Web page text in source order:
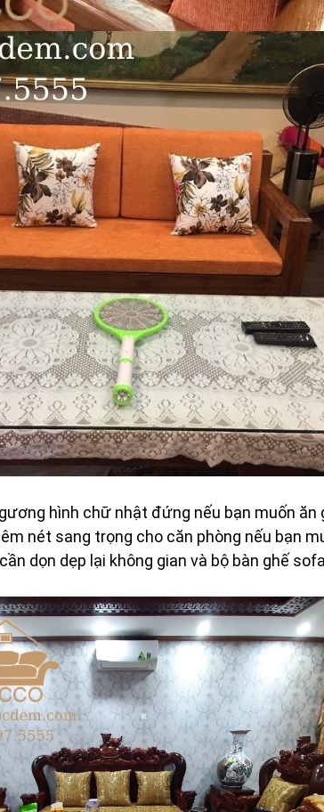
hình chữ nhật đứng nếu bạn muốn ăn
nét sang trọng cho căn phòng nếu bạn
dọn dẹp lại không gian và bộ bàn ghế